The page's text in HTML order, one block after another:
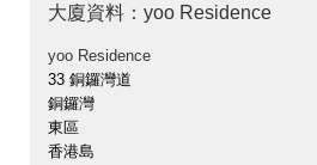
大廈資料：yoo Residence
yoo Residence
33 銅鑼灣道
銅鑼灣
東區
香港島